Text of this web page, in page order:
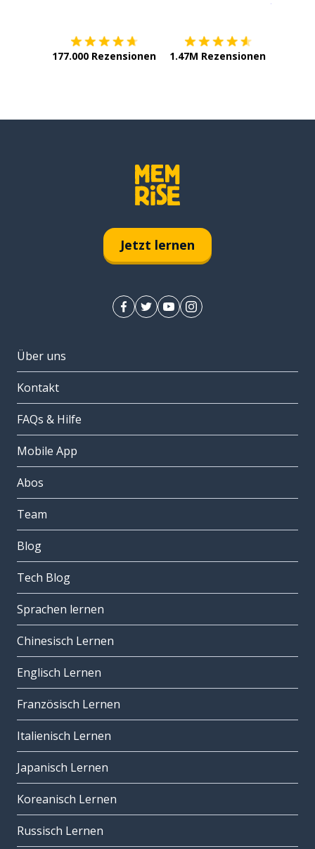
177.000 Rezensionen 1.47M Rezensionen
Jetzt lernen
Über uns
Kontakt
FAQs & Hilfe
Mobile App
Abos
Team
Blog
Tech Blog
Sprachen lernen
Chinesisch Lernen
Englisch Lernen
Französisch Lernen
Italienisch Lernen
Japanisch Lernen
Koreanisch Lernen
Russisch Lernen